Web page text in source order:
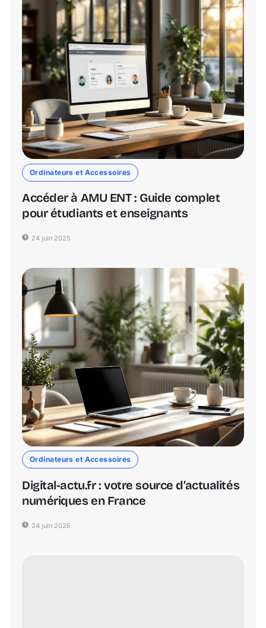
Ordinateurs et Accessoires
Accéder à AMU ENT : Guide complet
pour étudiants et enseignants
24 juin 2025
Ordinateurs et Accessoires
Digital-actu.fr : votre source d’actualités
numériques en France
24 juin 2025